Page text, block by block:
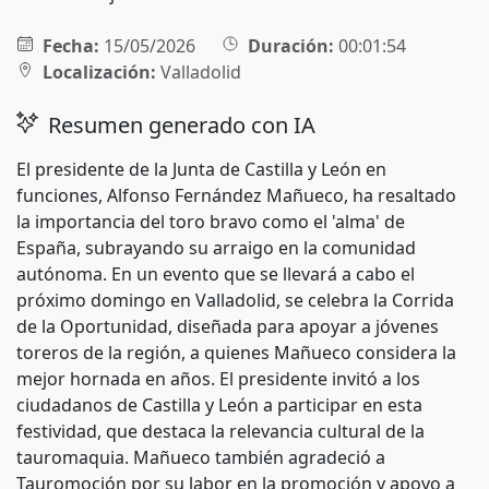
Fecha: 15/05/2026 Duración: 00:01:54
Localización: Valladolid
Resumen generado con IA
El presidente de la Junta de Castilla y León en
funciones, Alfonso Fernández Mañueco, ha resaltado
la importancia del toro bravo como el 'alma' de
España, subrayando su arraigo en la comunidad
autónoma. En un evento que se llevará a cabo el
próximo domingo en Valladolid, se celebra la Corrida
de la Oportunidad, diseñada para apoyar a jóvenes
toreros de la región, a quienes Mañueco considera la
mejor hornada en años. El presidente invitó a los
ciudadanos de Castilla y León a participar en esta
festividad, que destaca la relevancia cultural de la
tauromaquia. Mañueco también agradeció a
Tauromoción por su labor en la promoción y apoyo a